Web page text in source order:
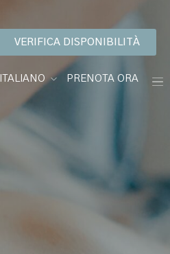
VERIFICA DISPONIBILITÀ
ITALIANO PRENOTA ORA